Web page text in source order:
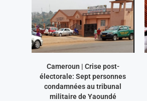
Cameroun | Crise post-
électorale: Sept personnes
condamnées au tribunal
militaire de Yaoundé